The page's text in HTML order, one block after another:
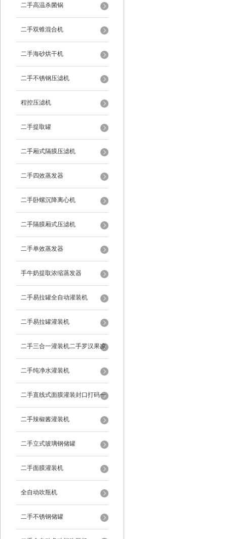
二手高温杀菌锅
二手双锥混合机
二手海砂烘干机
二手不锈钢压滤机
程控压滤机
二手提取罐
二手厢式隔膜压滤机
二手四效蒸发器
二手卧螺沉降离心机
二手隔膜厢式压滤机
二手单效蒸发器
手牛奶提取浓缩蒸发器
二手易拉罐全自动灌装机
二手易拉罐灌装机
二手三合一灌装机二手罗汉果凉
茶灌装机
二手纯净水灌装机
二手直线式面膜灌装封口打码一
体机
二手辣椒酱灌装机
二手立式玻璃钢储罐
二手面膜灌装机
全自动吹瓶机
二手不锈钢储罐